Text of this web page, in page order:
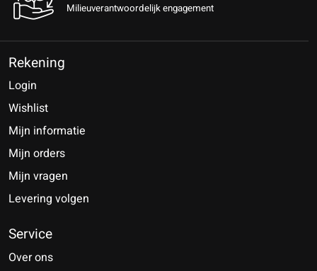
Milieuverantwoordelijk engagement
Rekening
Login
Wishlist
Mijn informatie
Mijn orders
Mijn vragen
Levering volgen
Service
Over ons